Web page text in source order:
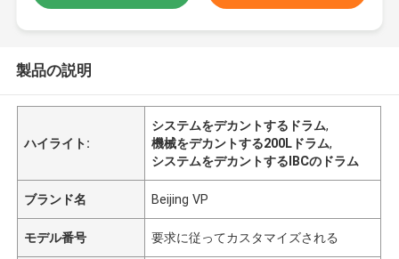
製品の説明
ハイライト:
システムをデカントするドラム,
機械をデカントする200Lドラム,
システムをデカントするIBCのドラム
ブランド名 Beijing VP
モデル番号 要求に従ってカスタマイズされる